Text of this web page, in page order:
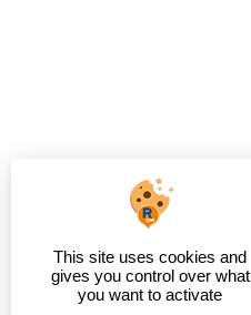
This site uses cookies and
gives you control over what
you want to activate